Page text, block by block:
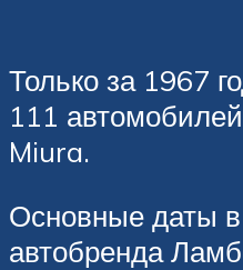
Только за 1967
111
Miura.
Основные даты
автобренда